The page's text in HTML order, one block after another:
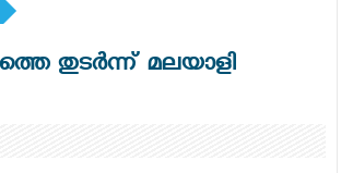
തുടര്‍ന്ന് മലയാളി